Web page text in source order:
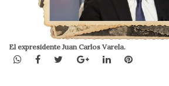
El expresidente Juan Carlos Varela.
WhatsApp
Facebook
TwitterGoogle+LinkedInPinterest